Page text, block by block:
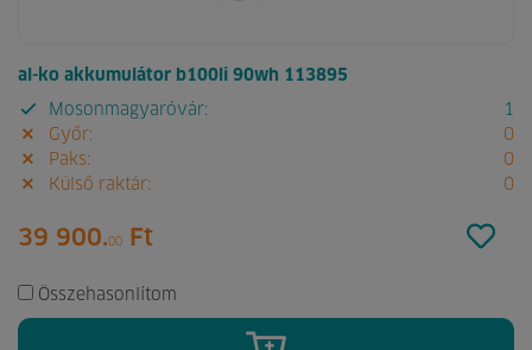
al-ko akkumulátor b100li 90wh 113895
Mosonmagyaróvár:
1
Győr:
0
Paks:
0
Külső raktár:
0
39 900.00 Ft
Összehasonlítom